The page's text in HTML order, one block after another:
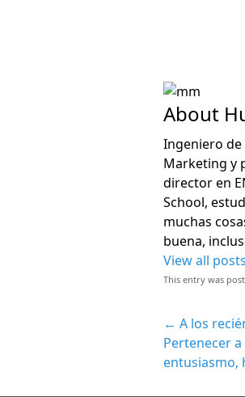
About
Ingeniero de
Marketing y
director en
School,
muchas
buena,
View all
This entry was
← A los
Pertenecer
entusiasmo,